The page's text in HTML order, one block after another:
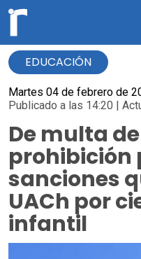
EDUCACIÓN
Martes 04 de febrero de
Publicado a las 14:20 |
De multa de
prohibición
sanciones
UACh por
infantil